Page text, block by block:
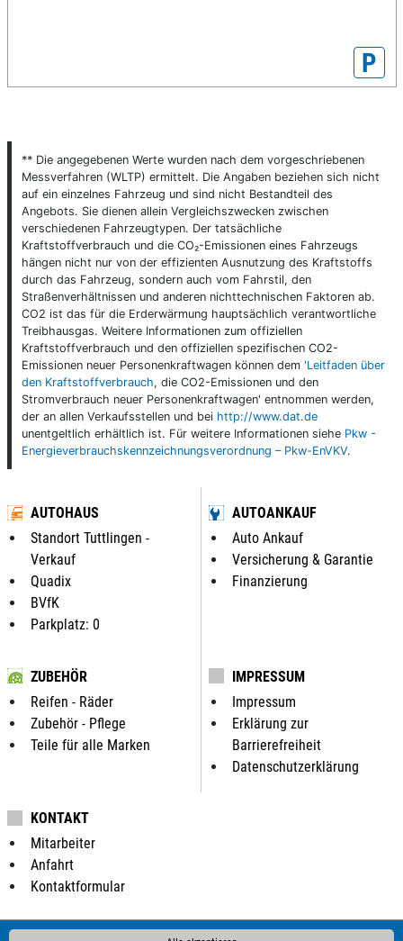
P
** Die angegebenen Werte wurden nach dem vorgeschriebenen
Messverfahren (WLTP) ermittelt. Die Angaben beziehen sich nicht
auf ein einzelnes Fahrzeug und sind nicht Bestandteil des
Angebots. Sie dienen allein Vergleichszwecken zwischen
verschiedenen Fahrzeugtypen. Der tatsächliche
Kraftstoffverbrauch und die CO₂-Emissionen eines Fahrzeugs
hängen nicht nur von der effizienten Ausnutzung des Kraftstoffs
durch das Fahrzeug, sondern auch vom Fahrstil, den
Straßenverhältnissen und anderen nichttechnischen Faktoren ab.
CO2 ist das für die Erderwärmung hauptsächlich verantwortliche
Treibhausgas. Weitere Informationen zum offiziellen
Kraftstoffverbrauch und den offiziellen spezifischen CO2-
Emissionen neuer Personenkraftwagen können dem 'Leitfaden über
den Kraftstoffverbrauch, die CO2-Emissionen und den
Stromverbrauch neuer Personenkraftwagen' entnommen werden,
der an allen Verkaufsstellen und bei http://www.dat.de
unentgeltlich erhältlich ist. Für weitere Informationen siehe Pkw -
Energieverbrauchskennzeichnungsverordnung – Pkw-EnVKV.
AUTOHAUS
Standort Tuttlingen -
Verkauf
Quadix
BVfK
Parkplatz: 0
AUTOANKAUF
Auto Ankauf
Versicherung & Garantie
Finanzierung
ZUBEHÖR
Reifen - Räder
Zubehör - Pflege
Teile für alle Marken
IMPRESSUM
Impressum
Erklärung zur
Barrierefreiheit
Datenschutzerklärung
KONTAKT
Mitarbeiter
Anfahrt
Kontaktformular